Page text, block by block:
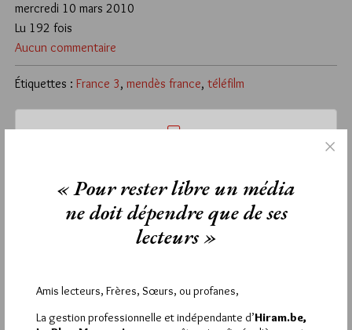
mercredi 10 mars 2010
Aucun commentaire
Lu 192 fois
Étiquettes : France 3, mendès france, téléfilm
réservée aux abonnés.
Si vous souhaitez rédiger des
commentaires, vous devez :
« Pour rester libre un média
ne doit dépendre que de ses
lecteurs »
Amis lecteurs, Frères, Sœurs, ou profanes,
La gestion professionnelle et indépendante d’Hiram.be,